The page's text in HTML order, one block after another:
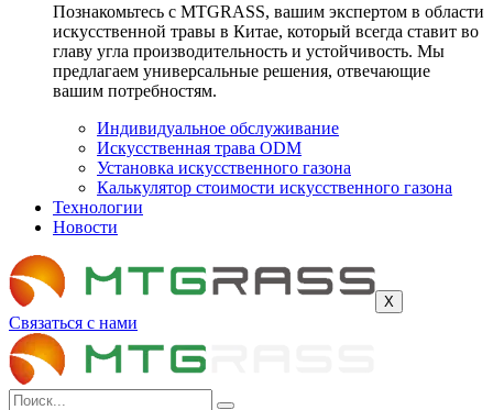
Познакомьтесь с MTGRASS, вашим экспертом в области
искусственной травы в Китае, который всегда ставит во
главу угла производительность и устойчивость. Мы
предлагаем универсальные решения, отвечающие
вашим потребностям.
Индивидуальное обслуживание
Искусственная трава ODM
Установка искусственного газона
Калькулятор стоимости искусственного газона
Технологии
Новости
Х
Связаться с нами